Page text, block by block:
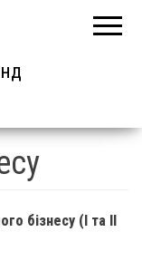
бізнесу (І та ІІ